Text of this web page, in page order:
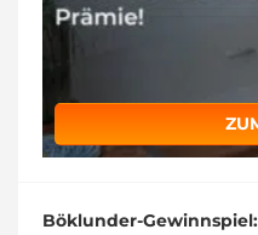
Böklunder-